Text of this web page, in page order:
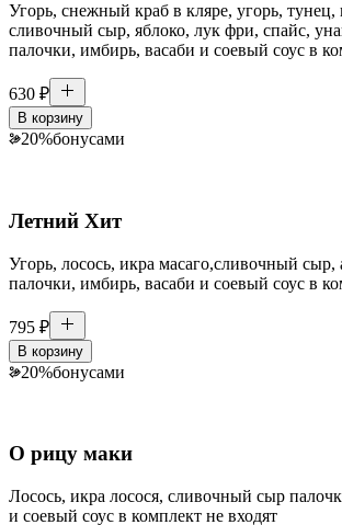
Угорь, снежный краб в кляре, угорь, тунец,
сливочный сыр, яблоко, лук фри, спайс,
палочки, имбирь, васаби и соевый соус в
630 ₽
В корзину
20%бонусами
Летний Хит
Угорь, лосось, икра масаго,сливочный сыр,
палочки, имбирь, васаби и соевый соус в
795 ₽
В корзину
20%бонусами
О рицу маки
Лосось, икра лосося, сливочный сыр
и соевый соус в комплект не входят